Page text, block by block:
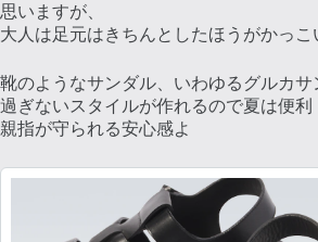
思いますが、
大人は足元はきちんとしたほうがかっこ
靴のようなサンダル、いわゆるグルカサ
過ぎないスタイルが作れるので夏は便利
親指が守られる安心感よ